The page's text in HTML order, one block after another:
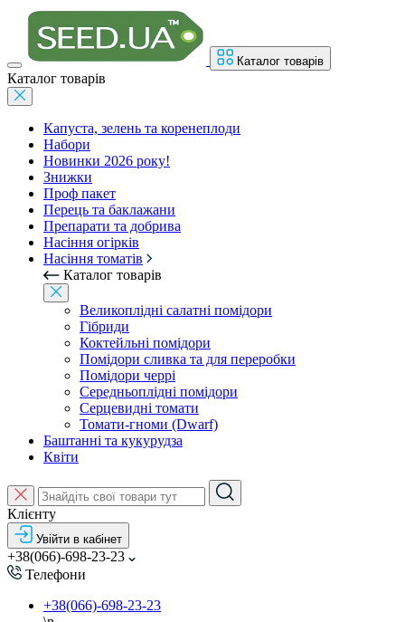
Каталог товарів
Каталог товарів
Капуста, зелень та коренеплоди
Набори
Новинки 2026 року!
Знижки
Проф пакет
Перець та баклажани
Препарати та добрива
Насіння огірків
Насіння томатів
Каталог товарів
Великоплідні салатні помідори
Гібриди
Коктейльні помідори
Помідори сливка та для переробки
Помідори черрі
Середньоплідні помідори
Серцевидні томати
Томати-гноми (Dwarf)
Баштанні та кукурудза
Квіти
Клієнту
Увійти в кабінет
+38(066)-698-23-23
Телефони
+38(066)-698-23-23